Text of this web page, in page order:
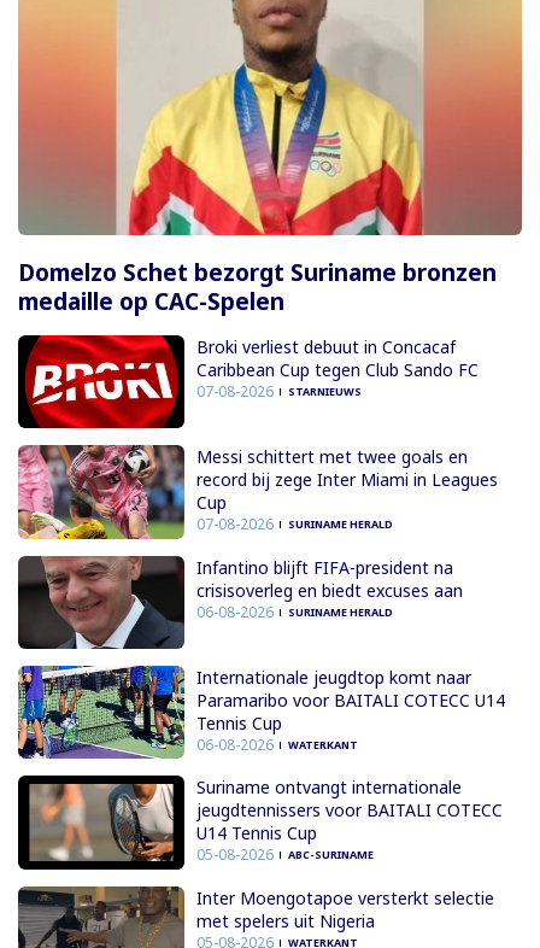
Domelzo Schet bezorgt Suriname bronzen
medaille op CAC-Spelen
Broki verliest debuut in Concacaf
Caribbean Cup tegen Club Sando FC
07-08-2026 STARNIEUWS
Messi schittert met twee goals en
record bij zege Inter Miami in Leagues
Cup
07-08-2026 SURINAME HERALD
Infantino blijft FIFA-president na
crisisoverleg en biedt excuses aan
06-08-2026 SURINAME HERALD
Internationale jeugdtop komt naar
Paramaribo voor BAITALI COTECC U14
Tennis Cup
06-08-2026 WATERKANT
Suriname ontvangt internationale
jeugdtennissers voor BAITALI COTECC
U14 Tennis Cup
05-08-2026 ABC-SURINAME
Inter Moengotapoe versterkt selectie
met spelers uit Nigeria
05-08-2026 WATERKANT